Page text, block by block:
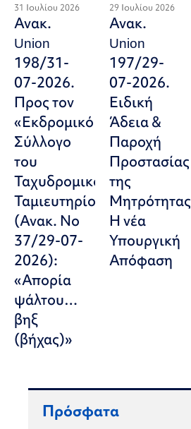
31 Ιουλίου 2026
Ανακ.
Union
198/31-
07-2026.
Προς τον
«Εκδρομικό
Σύλλογο
του
Ταχυδρομικού
Ταμιευτηρίου»
(Ανακ. Νο
37/29-07-
2026):
«Απορία
ψάλτου…
βηξ
(βήχας)»
29 Ιουλίου 2026
Ανακ.
Union
197/29-
07-2026.
Ειδική
Άδεια &
Παροχή
Προστασίας
της
Μητρότητας:
Η νέα
Υπουργική
Απόφαση
Πρόσφατα